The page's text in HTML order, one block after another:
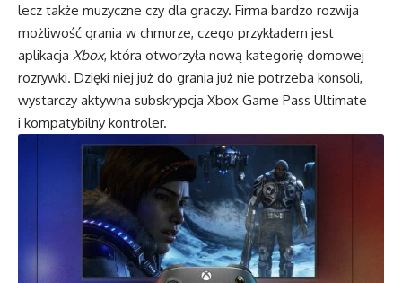
lecz także muzyczne czy dla graczy. Firma bardzo rozwija
możliwość grania w chmurze, czego przykładem jest
aplikacja Xbox, która otworzyła nową kategorię domowej
rozrywki. Dzięki niej już do grania już nie potrzeba konsoli,
wystarczy aktywna subskrypcja Xbox Game Pass Ultimate
i kompatybilny kontroler.